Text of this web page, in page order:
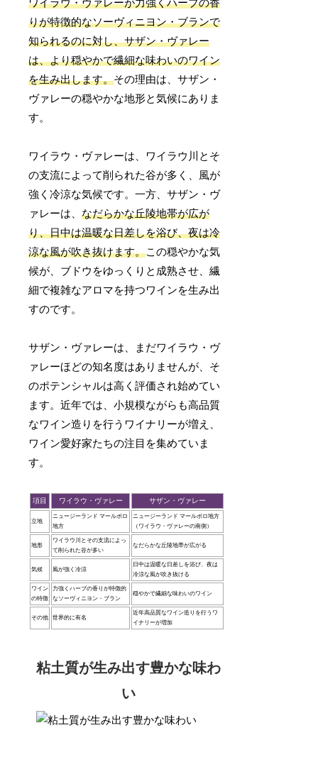
ワイラウ・ヴァレーが力強くハーブの香
りが特徴的なソーヴィニヨン・ブランで
知られるのに対し、サザン・ヴァレー
は、より穏やかで繊細な味わいのワイン
を生み出します。その理由は、サザン・
ヴァレーの穏やかな地形と気候にありま
す。
ワイラウ・ヴァレーは、ワイラウ川とそ
の支流によって削られた谷が多く、風が
強く冷涼な気候です。一方、サザン・ヴ
ァレーは、なだらかな丘陵地帯が広が
り、日中は温暖な日差しを浴び、夜は冷
涼な風が吹き抜けます。この穏やかな気
候が、ブドウをゆっくりと成熟させ、繊
細で複雑なアロマを持つワインを生み出
すのです。
サザン・ヴァレーは、まだワイラウ・ヴ
ァレーほどの知名度はありませんが、そ
のポテンシャルは高く評価され始めてい
ます。近年では、小規模ながらも高品質
なワイン造りを行うワイナリーが増え、
ワイン愛好家たちの注目を集めていま
す。
項目 ワイラウ・ヴァレー サザン・ヴァレー
立地
ニュージーランド マールボロ
地方
ニュージーランド マールボロ地方
（ワイラウ・ヴァレーの南側）
地形
ワイラウ川とその支流によっ
て削られた谷が多い
なだらかな丘陵地帯が広がる
気候 風が強く冷涼
日中は温暖な日差しを浴び、夜は
冷涼な風が吹き抜ける
ワイン
の特徴
力強くハーブの香りが特徴的
なソーヴィニヨン・ブラン
穏やかで繊細な味わいのワイン
その他 世界的に有名
近年高品質なワイン造りを行うワ
イナリーが増加
粘土質が生み出す豊かな味わ
い